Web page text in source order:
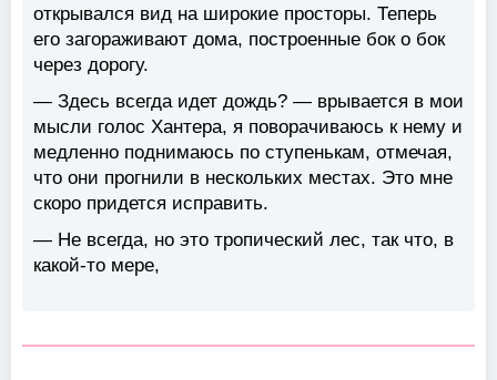
открывался вид на широкие просторы. Теперь
его загораживают дома, построенные бок о бок
через дорогу.
— Здесь всегда идет дождь? — врывается в мои
мысли голос Хантера, я поворачиваюсь к нему и
медленно поднимаюсь по ступенькам, отмечая,
что они прогнили в нескольких местах. Это мне
скоро придется исправить.
— Не всегда, но это тропический лес, так что, в
какой-то мере,